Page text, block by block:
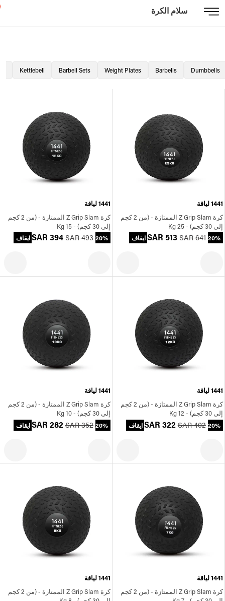
سلام الكرة
Dumbbells
Barbells
Weight Plates
Barbell Sets
Kettlebell
1441 لياقة
كرة Z Grip Slam الممتازة - (من 2 كجم
إلى 30 كجم) - 25 Kg
SAR 513 SAR 641 20% ايقاف
1441 لياقة
كرة Z Grip Slam الممتازة - (من 2 كجم
إلى 30 كجم) - 15 Kg
SAR 394 SAR 493 20% ايقاف
1441 لياقة
كرة Z Grip Slam الممتازة - (من 2 كجم
إلى 30 كجم) - 12 Kg
SAR 322 SAR 402 20% ايقاف
1441 لياقة
كرة Z Grip Slam الممتازة - (من 2 كجم
إلى 30 كجم) - 10 Kg
SAR 282 SAR 352 20% ايقاف
1441 لياقة
كرة Z Grip Slam الممتازة - (من 2 كجم
1441 لياقة
كرة Z Grip Slam الممتازة - (من 2 كجم